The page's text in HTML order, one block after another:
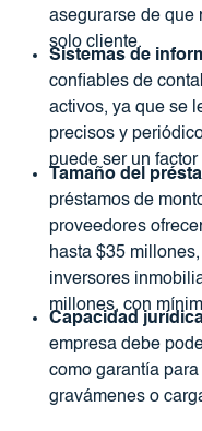
asegurarse de que
solo cliente.
Sistemas de
confiables de
activos, ya que se
precisos y
puede ser un
Tamaño del
préstamos de
proveedores
hasta $35
inversores
millones, con
Capacidad
empresa debe
como garantía
gravámenes o